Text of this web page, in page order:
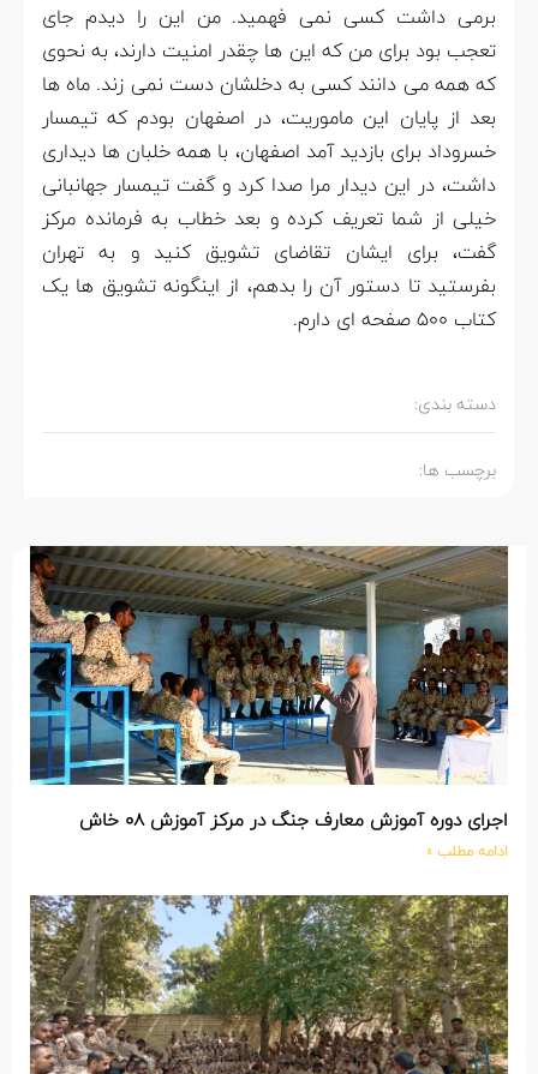
برمی داشت کسی نمی فهمید. من این را دیدم جای
تعجب بود برای من که این ها چقدر امنیت دارند، به نحوی
که همه می دانند کسی به دخلشان دست نمی زند. ماه ها
بعد از پایان این ماموریت، در اصفهان بودم که تیمسار
خسروداد برای بازدید آمد اصفهان، با همه خلبان ها دیداری
داشت، در این دیدار مرا صدا کرد و گفت تیمسار جهانبانی
خیلی از شما تعریف کرده و بعد خطاب به فرمانده مرکز
گفت، برای ایشان تقاضای تشویق کنید و به تهران
بفرستید تا دستور آن را بدهم، از اینگونه تشویق ها یک
کتاب 500 صفحه ای دارم.
دسته بندی:
برچسب ها:
اجرای دوره آموزش معارف جنگ در مرکز آموزش 08 خاش
ادامه مطلب »